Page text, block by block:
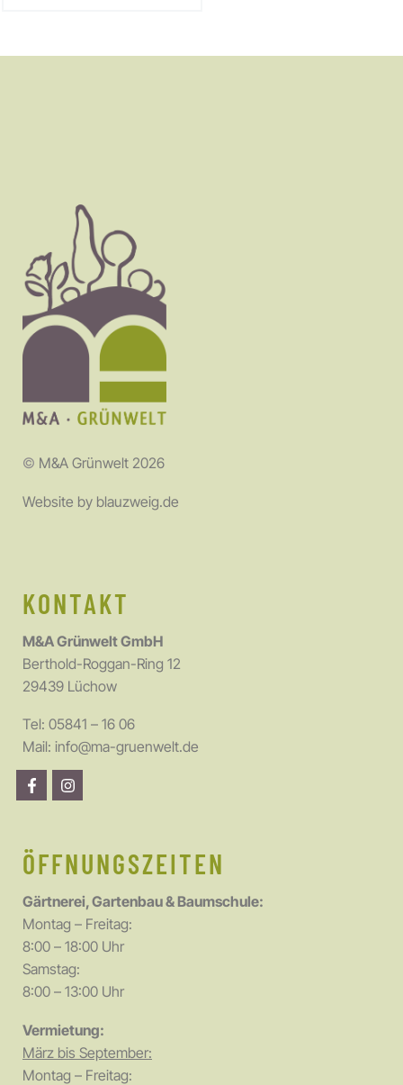
© M&A Grünwelt 2026
Website by blauzweig.de
KONTAKT
M&A Grünwelt GmbH
Berthold-Roggan-Ring 12
29439 Lüchow
Tel: 05841 – 16 06
Mail: info@ma-gruenwelt.de
ÖFFNUNGSZEITEN
Gärtnerei, Gartenbau & Baumschule:
Montag – Freitag:
8:00 – 18:00 Uhr
Samstag:
8:00 – 13:00 Uhr
Vermietung:
März bis September:
Montag – Freitag: